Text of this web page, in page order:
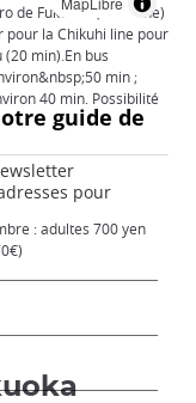
de Fukuoka (Kuko line)
pour la Chikuhi line pour
min).En bus
min ;
40 min. Possibilité
: adultes 700 yen